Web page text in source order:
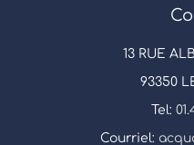
13 RUE
93350
Tel:
Courriel: